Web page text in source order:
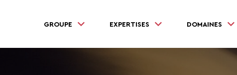
GROUPE EXPERTISES DOMAINES